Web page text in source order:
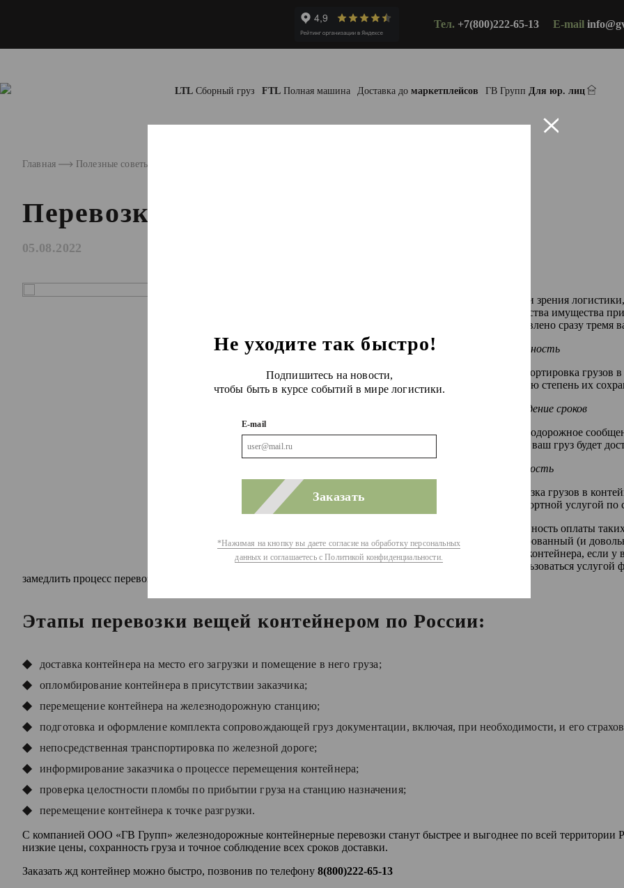
Тел. +7(800)222-65-13 E-mail
LTLСборный груз FTLПолная машина Доставка до маркетплейсов ГВ Групп Для юр. лиц
Главная Полезные советы
Перевозка вещей ж/д контейнером
05.08.2022
C точки зрения
количества имущества
обусловлено сразу
Надежность
Транспортировка грузов
высокую степень их
Соблюдение сроков
Железнодорожное
значит, ваш груз будет
Стоимость
Перевозка грузов в
транспортной услугой
Особенность оплаты
фиксированный (и
объем контейнера, если
воспользоваться
замедлить процесс перевозки, но станет прямой экономией средств.
Этапы перевозки вещей контейнером по России:
доставка контейнера на место его загрузки и помещение в него груза;
опломбирование контейнера в присутствии заказчика;
перемещение контейнера на железнодорожную станцию;
подготовка и оформление комплекта сопровождающей груз документации, включая, при необходимости, и его
непосредственная транспортировка по железной дороге;
информирование заказчика о процессе перемещения контейнера;
проверка целостности пломбы по прибытии груза на станцию назначения;
перемещение контейнера к точке разгрузки.
С компанией ООО «ГВ Групп» железнодорожные контейнерные перевозки станут быстрее и выгоднее по всей территории
низкие цены, сохранность груза и точное соблюдение всех сроков доставки.
Заказать жд контейнер можно быстро, позвонив по телефону 8(800)222-65-13
Не уходите так быстро!
Подпишитесь на новости,
чтобы быть в курсе событий в мире логистики.
E-mail
*Нажимая на кнопку вы даете согласие на обработку персональных
данных и соглашаетесь с Политикой конфиденциальности.